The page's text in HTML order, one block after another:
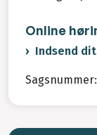
Online
Indsend